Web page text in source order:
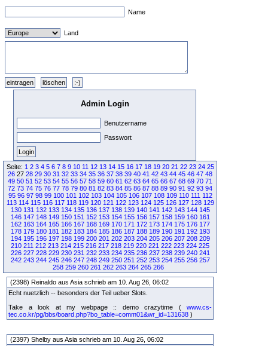
Name
Land
Admin Login
Benutzername
Passwort
Seite: 1 2 3 4 5 6 7 8 9 10 11 12 13 14 15 16 17 18 19 20 21 22 23 24 25
26 27 28 29 30 31 32 33 34 35 36 37 38 39 40 41 42 43 44 45 46 47 48
49 50 51 52 53 54 55 56 57 58 59 60 61 62 63 64 65 66 67 68 69 70 71
72 73 74 75 76 77 78 79 80 81 82 83 84 85 86 87 88 89 90 91 92 93 94
95 96 97 98 99 100 101 102 103 104 105 106 107 108 109 110 111 112
113 114 115 116 117 118 119 120 121 122 123 124 125 126 127 128 129
130 131 132 133 134 135 136 137 138 139 140 141 142 143 144 145
146 147 148 149 150 151 152 153 154 155 156 157 158 159 160 161
162 163 164 165 166 167 168 169 170 171 172 173 174 175 176 177
178 179 180 181 182 183 184 185 186 187 188 189 190 191 192 193
194 195 196 197 198 199 200 201 202 203 204 205 206 207 208 209
210 211 212 213 214 215 216 217 218 219 220 221 222 223 224 225
226 227 228 229 230 231 232 233 234 235 236 237 238 239 240 241
242 243 244 245 246 247 248 249 250 251 252 253 254 255 256 257
258 259 260 261 262 263 264 265 266
(2398) Reinaldo aus Asia schrieb am 10. Aug 26, 06:02
Echt nuetzlich -- besonders der Teil ueber Slots.
Take a look at my webpage :: demo crazytime ( www.cs-
tec.co.kr/pg/bbs/board.php?bo_table=comm01&wr_id=131638 )
(2397) Shelby aus Asia schrieb am 10. Aug 26, 06:02